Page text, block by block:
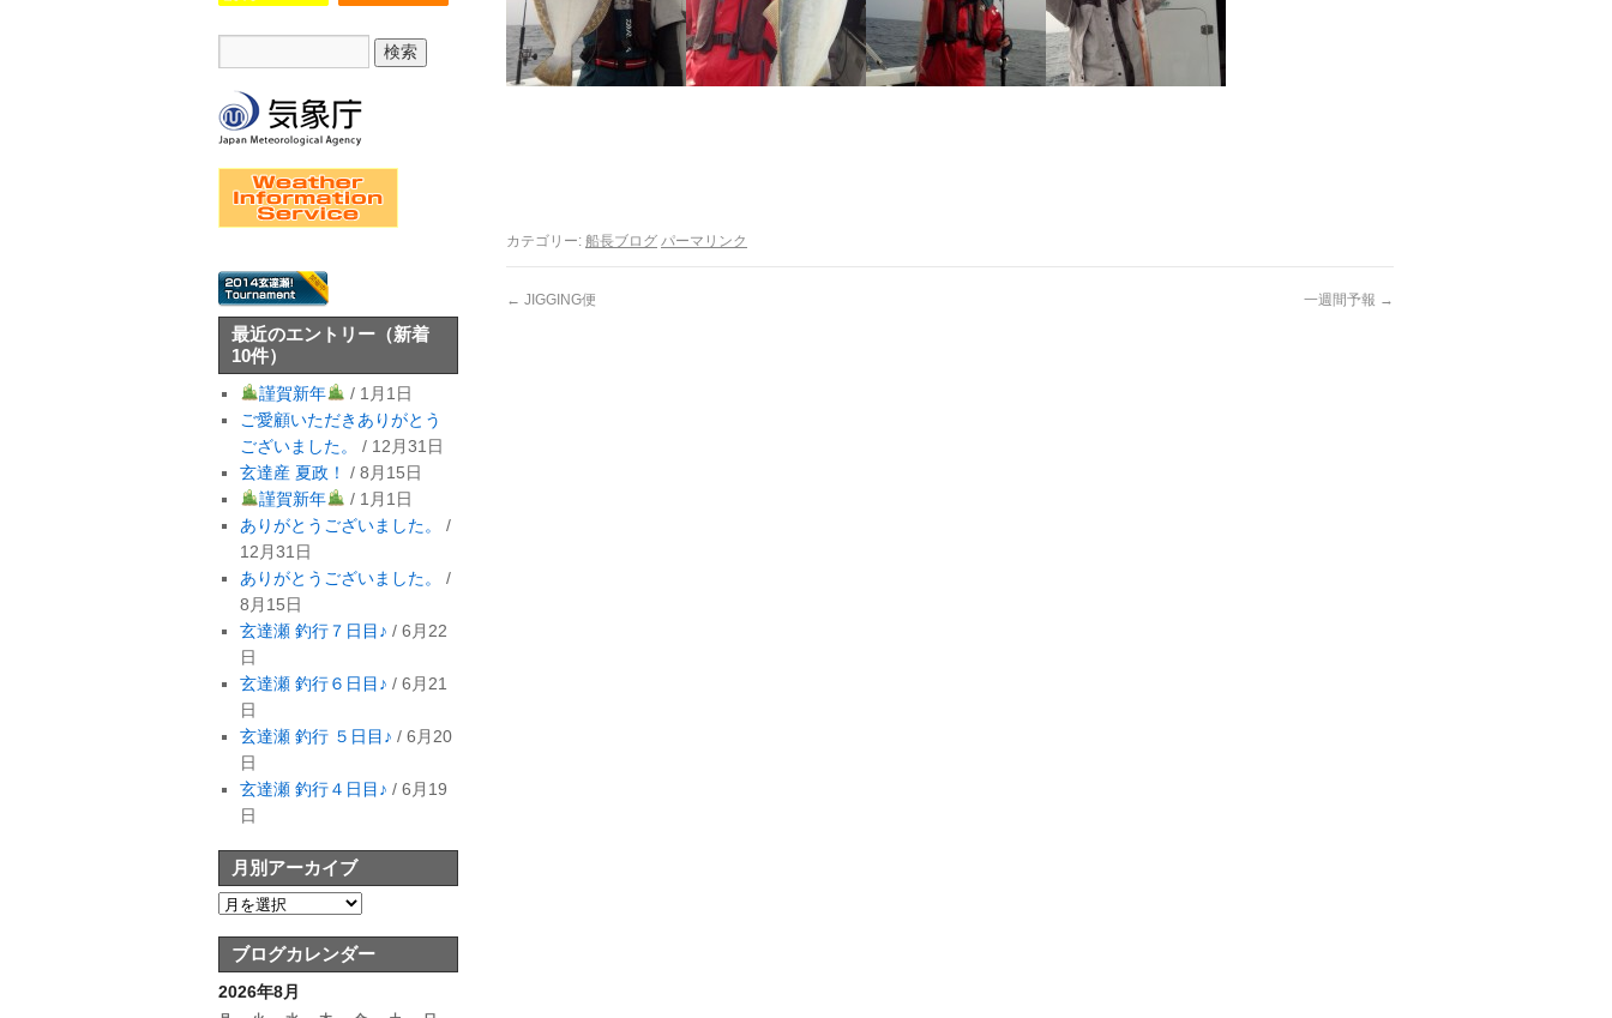
カテゴリー: 船長ブログ パーマリンク
← JIGGING便 一週間予報 →
最近のエントリー （新着
10件）
謹賀新年
/ 1月1日
ご愛顧いただきありがとう
ございました。
/ 12月31日
玄達産 夏政！
/ 8月15日
謹賀新年
/ 1月1日
ありがとうございました。
/
12月31日
ありがとうございました。
/
8月15日
玄達瀬 釣行７日目♪ / 6月22
日
玄達瀬 釣行６日目♪ / 6月21
日
玄達瀬 釣行 ５日目♪ / 6月20
日
玄達瀬 釣行４日目♪ / 6月19
日
月別アーカイブ
ブログカレンダー
2026年8月